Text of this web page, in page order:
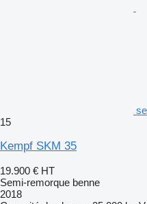
15
Kempf SKM 35
19.900 € HT
Semi-remorque benne
2018